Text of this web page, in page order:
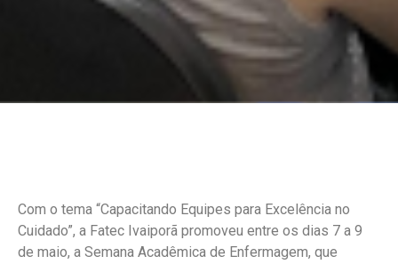
Com o tema “Capacitando Equipes para Excelência no
Cuidado”, a Fatec Ivaiporã promoveu entre os dias 7 a 9
de maio, a Semana Acadêmica de Enfermagem, que